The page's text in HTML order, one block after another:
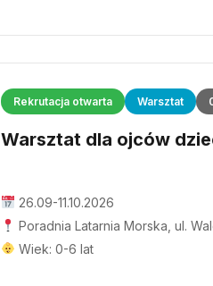
Rekrutacja otwarta Warsztat
Warsztat dla ojców
26.09-11.10.2026
Poradnia Latarnia Morska, ul.
Wiek: 0-6 lat